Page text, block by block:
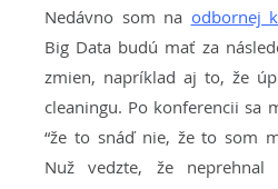
Nedávno som na odbornej
Big Data budú mať za
zmien, napríklad aj to, že
cleaningu. Po konferencii sa
“že to snáď nie, že to som
Nuž vedzte, že